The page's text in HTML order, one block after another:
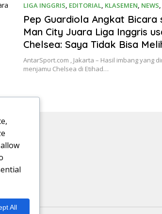
LIGA INGGRIS, EDITORIAL, KLASEMEN, NEWS,
05/01/2026
Pep Guardiola Angkat Bicara
Man City Juara Liga Inggris
Chelsea: Saya Tidak Bisa
AntarSport.com , Jakarta – Hasil imbang yang
menjamu Chelsea di Etihad…
All